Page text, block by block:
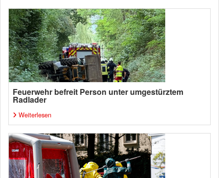
Feuerwehr befreit Person unter umgestürztem
Radlader
Weiterlesen